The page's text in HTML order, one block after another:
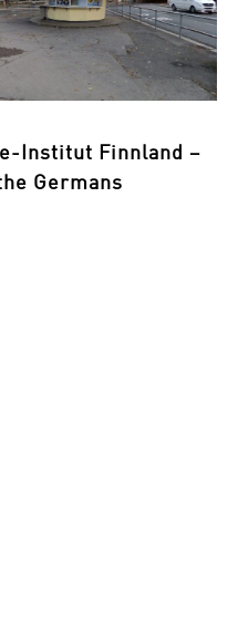
Institut Finnland –
Germans